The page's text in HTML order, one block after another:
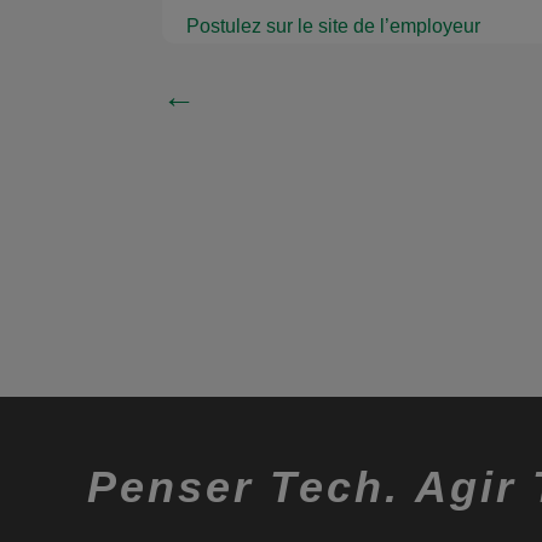
Postulez sur le site de l’employeur
←
Penser Tech. Agir